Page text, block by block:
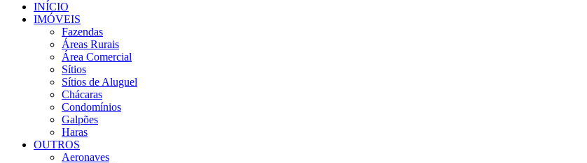
INÍCIO
IMÓVEIS
Fazendas
Áreas Rurais
Área Comercial
Sítios
Sítios de Aluguel
Chácaras
Condomínios
Galpões
Haras
OUTROS
Aeronaves